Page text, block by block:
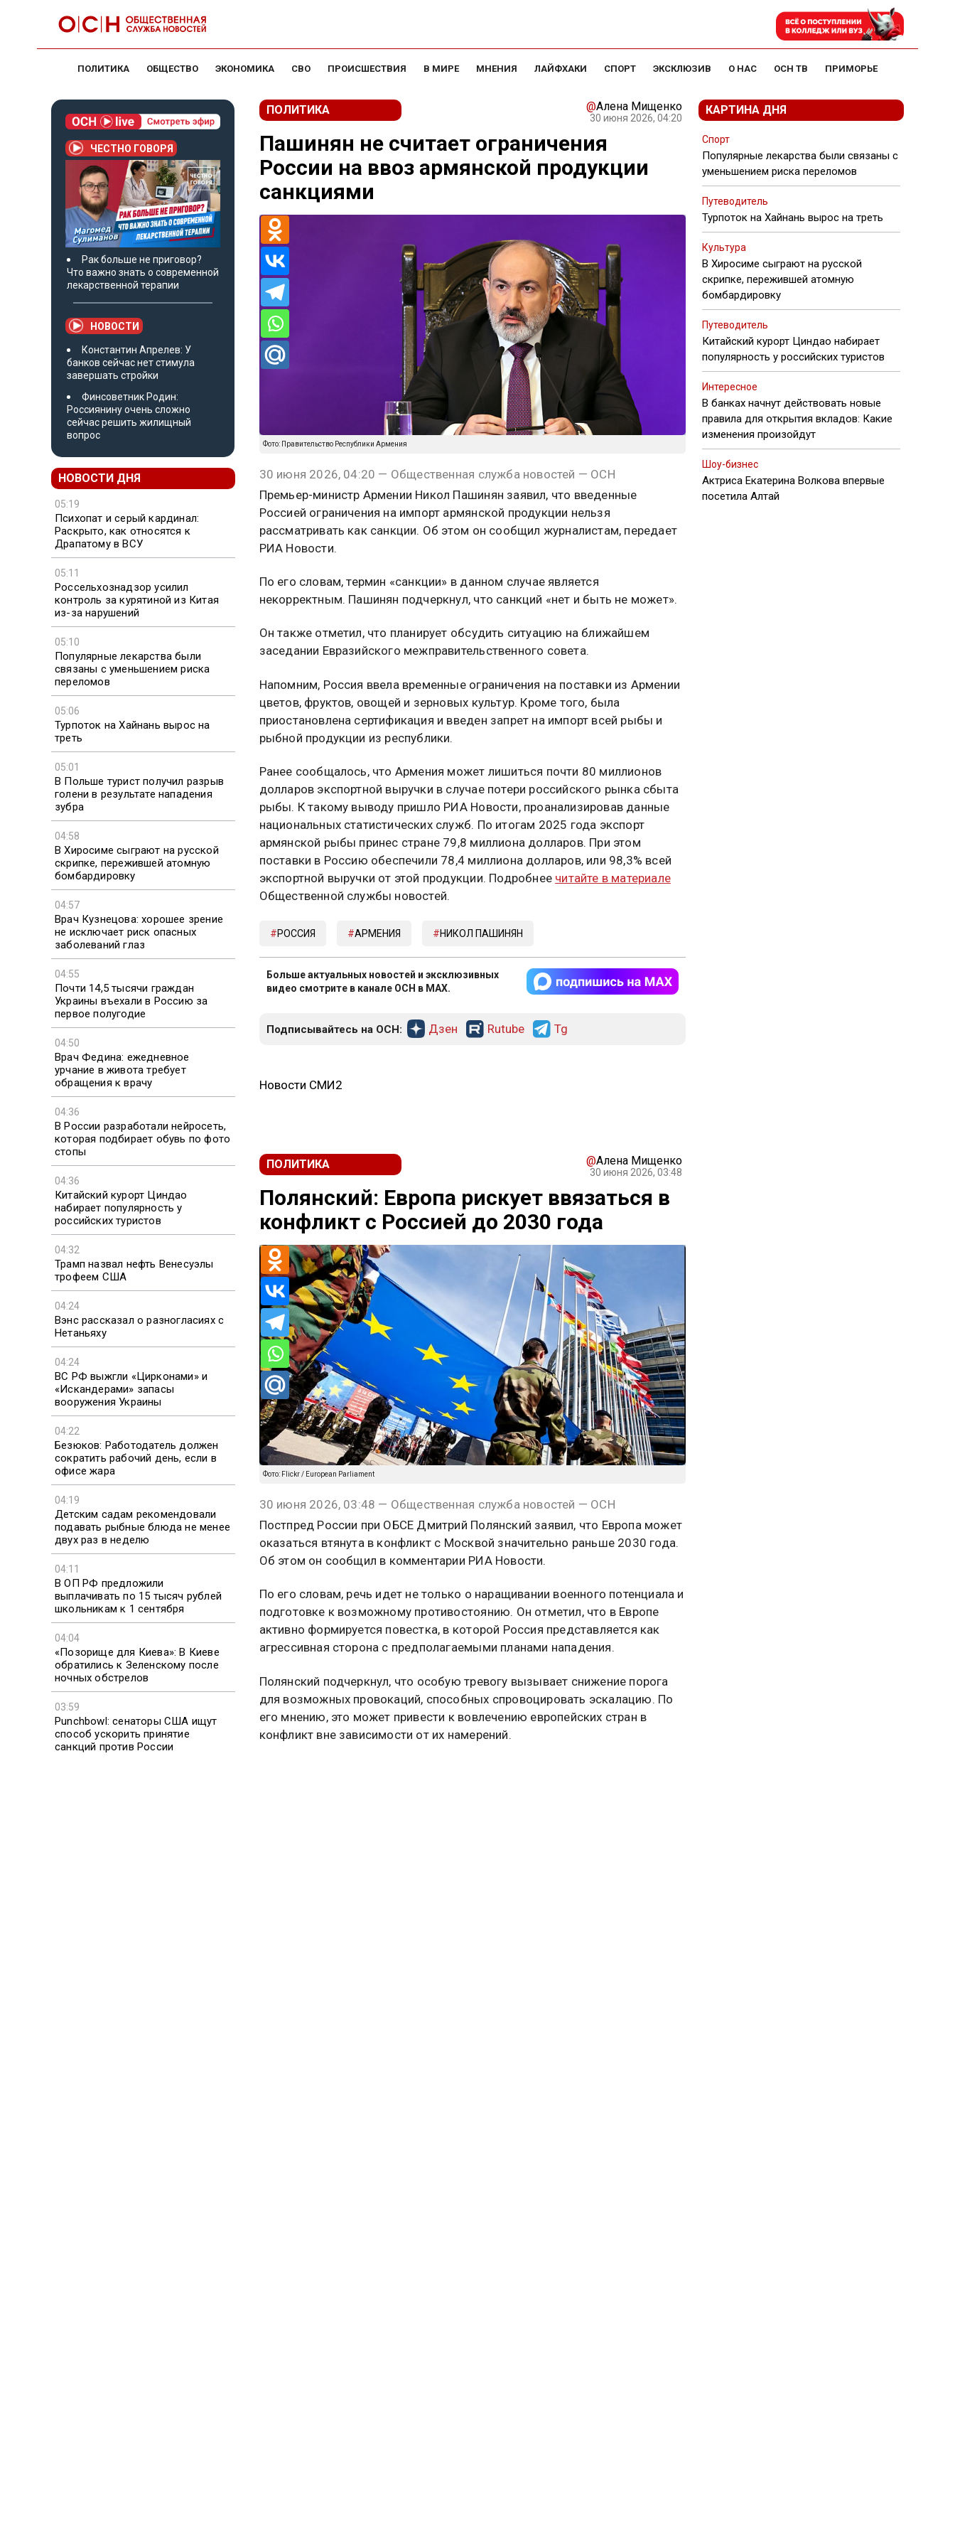
ПОЛИТИКА ОБЩЕСТВО ЭКОНОМИКА СВО ПРОИСШЕСТВИЯ В МИРЕ МНЕНИЯ ЛАЙФХАКИ СПОРТ ЭКСКЛЮЗИВ О НАС ОСН ТВ ПРИМОРЬЕ
ЧЕСТНО ГОВОРЯ
Рак больше не приговор?
Что важно знать о современной
лекарственной терапии
НОВОСТИ
Константин Апрелев: У
банков сейчас нет стимула
завершать стройки
Финсоветник Родин:
Россиянину очень сложно
сейчас решить жилищный
вопрос
НОВОСТИ ДНЯ
05:19
Психопат и серый кардинал:
Раскрыто, как относятся к
Драпатому в ВСУ
05:11
Россельхознадзор усилил
контроль за курятиной из Китая
из-за нарушений
05:10
Популярные лекарства были
связаны с уменьшением риска
переломов
05:06
Турпоток на Хайнань вырос на
треть
05:01
В Польше турист получил разрыв
голени в результате нападения
зубра
04:58
В Хиросиме сыграют на русской
скрипке, пережившей атомную
бомбардировку
04:57
Врач Кузнецова: хорошее зрение
не исключает риск опасных
заболеваний глаз
04:55
Почти 14,5 тысячи граждан
Украины въехали в Россию за
первое полугодие
04:50
Врач Федина: ежедневное
урчание в живота требует
обращения к врачу
04:36
В России разработали нейросеть,
которая подбирает обувь по фото
стопы
04:36
Китайский курорт Циндао
набирает популярность у
российских туристов
04:32
Трамп назвал нефть Венесуэлы
трофеем США
04:24
Вэнс рассказал о разногласиях с
Нетаньяху
04:24
ВС РФ выжгли «Цирконами» и
«Искандерами» запасы
вооружения Украины
04:22
Безюков: Работодатель должен
сократить рабочий день, если в
офисе жара
04:19
Детским садам рекомендовали
подавать рыбные блюда не менее
двух раз в неделю
04:11
В ОП РФ предложили
выплачивать по 15 тысяч рублей
школьникам к 1 сентября
04:04
«Позорище для Киева»: В Киеве
обратились к Зеленскому после
ночных обстрелов
03:59
Punchbowl: сенаторы США ищут
способ ускорить принятие
санкций против России
ПОЛИТИКА @Алена Мищенко
30 июня 2026, 04:20
Пашинян не считает ограничения
России на ввоз армянской продукции
санкциями
Фото: Правительство Республики Армения
30 июня 2026, 04:20 — Общественная служба новостей — ОСН
Премьер-министр Армении Никол Пашинян заявил, что введенные
Россией ограничения на импорт армянской продукции нельзя
рассматривать как санкции. Об этом он сообщил журналистам, передает
РИА Новости.
По его словам, термин «санкции» в данном случае является
некорректным. Пашинян подчеркнул, что санкций «нет и быть не может».
Он также отметил, что планирует обсудить ситуацию на ближайшем
заседании Евразийского межправительственного совета.
Напомним, Россия ввела временные ограничения на поставки из Армении
цветов, фруктов, овощей и зерновых культур. Кроме того, была
приостановлена сертификация и введен запрет на импорт всей рыбы и
рыбной продукции из республики.
Ранее сообщалось, что Армения может лишиться почти 80 миллионов
долларов экспортной выручки в случае потери российского рынка сбыта
рыбы. К такому выводу пришло РИА Новости, проанализировав данные
национальных статистических служб. По итогам 2025 года экспорт
армянской рыбы принес стране 79,8 миллиона долларов. При этом
поставки в Россию обеспечили 78,4 миллиона долларов, или 98,3% всей
экспортной выручки от этой продукции. Подробнее читайте в материале
Общественной службы новостей.
РОССИЯ АРМЕНИЯ НИКОЛ ПАШИНЯН
Больше актуальных новостей и эксклюзивных
видео смотрите в канале ОСН в MAX.
Подписывайтесь на ОСН: Дзен Rutube Tg
Новости СМИ2
ПОЛИТИКА @Алена Мищенко
30 июня 2026, 03:48
Полянский: Европа рискует ввязаться в
конфликт с Россией до 2030 года
Фото: Flickr / European Parliament
30 июня 2026, 03:48 — Общественная служба новостей — ОСН
Постпред России при ОБСЕ Дмитрий Полянский заявил, что Европа может
оказаться втянута в конфликт с Москвой значительно раньше 2030 года.
Об этом он сообщил в комментарии РИА Новости.
По его словам, речь идет не только о наращивании военного потенциала и
подготовке к возможному противостоянию. Он отметил, что в Европе
активно формируется повестка, в которой Россия представляется как
агрессивная сторона с предполагаемыми планами нападения.
Полянский подчеркнул, что особую тревогу вызывает снижение порога
для возможных провокаций, способных спровоцировать эскалацию. По
его мнению, это может привести к вовлечению европейских стран в
конфликт вне зависимости от их намерений.
КАРТИНА ДНЯ
Спорт
Популярные лекарства были связаны с
уменьшением риска переломов
Путеводитель
Турпоток на Хайнань вырос на треть
Культура
В Хиросиме сыграют на русской
скрипке, пережившей атомную
бомбардировку
Путеводитель
Китайский курорт Циндао набирает
популярность у российских туристов
Интересное
В банках начнут действовать новые
правила для открытия вкладов: Какие
изменения произойдут
Шоу-бизнес
Актриса Екатерина Волкова впервые
посетила Алтай